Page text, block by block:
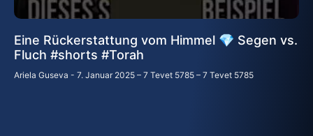
Eine Rückerstattung vom Himmel 💎 Segen vs.
Fluch #shorts #Torah
Ariela Guseva 7. Januar 2025 – 7 Tevet 5785 – 7 Tevet 5785